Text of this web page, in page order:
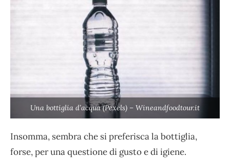
Una bottiglia d’acqua (Pexels) – Wineandfoodtour.it
Insomma, sembra che si preferisca la bottiglia,
forse, per una questione di gusto e di igiene.